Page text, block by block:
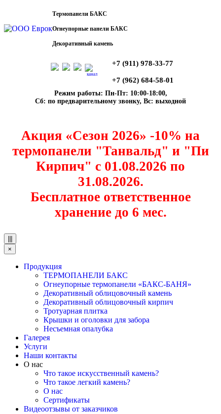
Термопанели БАКС
Огнеупорные панели БАКС
Декоративный камень
канал
+7 (911) 978-33-77
+7 (962) 684-58-01
Режим работы: Пн-Пт: 10:00-18:00,
Сб: по предварительному звонку, Вс: выходной
Акция «Сезон 2026» -10% на
термопанели "Танвальд" и "Пи
Кирпич" с 01.08.2026 по
31.08.2026.
Бесплатное ответственное
хранение до 6 мес.
×
Продукция
ТЕРМОПАНЕЛИ БАКС
Огнеупорные термопанели «БАКС-БАНЯ»
Декоративный облицовочный камень
Декоративный облицовочный кирпич
Тротуарная плитка
Крышки и оголовки для забора
Несъемная опалубка
Галерея
Услуги
Наши контакты
О нас
Что такое искусственный камень?
Что такое легкий камень?
О нас
Сертификаты
Видеоотзывы от заказчиков